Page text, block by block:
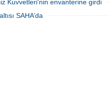
Kuvvetleri'nin envanterine girdi
SAHA’da